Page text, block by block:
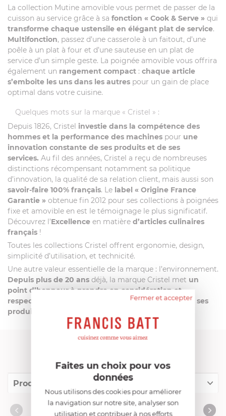
La collection Mutine amovible vous permet de passer de la
cuisson au service grâce à sa fonction « Cook & Serve » qui
transforme chaque ustensile en élégant plat de service.
Multifonction, passez d’une casserole à un faitout, d’une
poêle à un plat à four et d’une sauteuse en un plat de
service d’un simple geste. La poignée amovible vous offrira
également un rangement compact : chaque article
s’emboite les uns dans les autres pour un gain de place
optimal dans votre cuisine.
Quelques mots sur la marque « Cristel » :
Depuis 1826, Cristel investie dans la compétence des
hommes et la performance des machines pour une
innovation constante de ses produits et de ses
services. Au fil des années, Cristel a reçu de nombreuses
distinctions récompensant notamment sa politique
d’innovation, la qualité de sa relation client, mais aussi son
savoir-faire 100% français. Le label « Origine France
Garantie » obtenue fin 2012 pour ses collections à poignées
fixe et amovible en est le témoignage le plus significatif.
Découvrez l’Excellence en matière d’articles culinaires
français !
Toutes les collections Cristel offrent ergonomie, design,
simplicité d’utilisation, et technicité.
Une autre valeur essentielle de la marque : l’environnement.
Depuis plus de 20 ans déjà, la marque Cristel met un
point d’honneur à prendre en considération et
respecter l’impact environnemental de chacun de ses
produits de la conception à la réalisation
Produits conseillés
Consommables complémentaires
PRODUITS CONSEILLÉS
Fermer et accepter
Faites un choix pour vos
données
Nous utilisons des cookies pour améliorer
la navigation sur notre site, analyser son
utilisation et contribuer à nos efforts